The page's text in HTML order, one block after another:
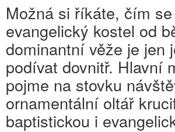
Možná si říkáte, čím
evangelický kostel od
dominantní věže je jen
podívat dovnitř. Hlavní
pojme na stovku
ornamentální oltář
baptistickou i